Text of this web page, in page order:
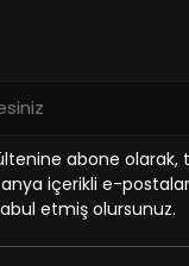
abone olarak,
içerikli e-
etmiş olursunuz.